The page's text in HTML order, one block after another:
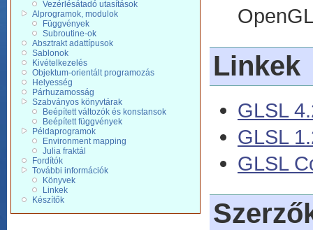
Vezérlésátadó utasítások
Alprogramok, modulok
Függvények
Subroutine-ok
Absztrakt adattípusok
Sablonok
Kivételkezelés
Objektum-orientált programozás
Helyesség
Párhuzamosság
Szabványos könyvtárak
Beépített változók és konstansok
Beépített függvények
Példaprogramok
Environment mapping
Julia fraktál
Fordítók
További információk
Könyvek
Linkek
Készítők
Linkek
GLSL
GLSL
GLSL